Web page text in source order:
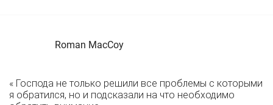
Roman MacCoy
« Господа не только решили все проблемы с которыми
я обратился, но и подсказали на что необходимо